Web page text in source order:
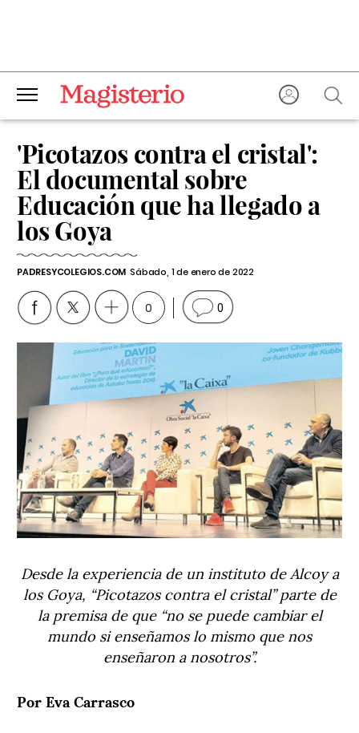
'Picotazos contra el cristal':
El documental sobre
Educación que ha llegado a
los Goya
PADRESYCOLEGIOS.COM Sábado, 1 de enero de 2022
0 0
Desde la experiencia de un instituto de Alcoy a
los Goya, “Picotazos contra el cristal” parte de
la premisa de que “no se puede cambiar el
mundo si enseñamos lo mismo que nos
enseñaron a nosotros”.
Por Eva Carrasco